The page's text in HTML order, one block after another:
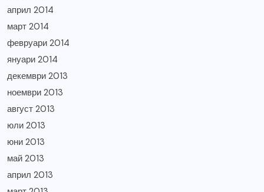
април 2014
март 2014
февруари 2014
януари 2014
декември 2013
ноември 2013
август 2013
юли 2013
юни 2013
май 2013
април 2013